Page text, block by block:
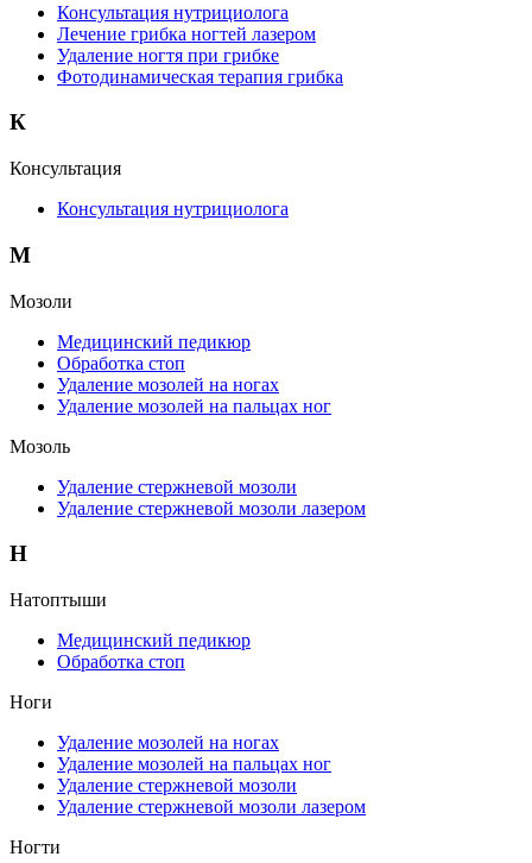
Консультация нутрициолога
Лечение грибка ногтей лазером
Удаление ногтя при грибке
Фотодинамическая терапия грибка
К
Консультация
Консультация нутрициолога
М
Мозоли
Медицинский педикюр
Обработка стоп
Удаление мозолей на ногах
Удаление мозолей на пальцах ног
Мозоль
Удаление стержневой мозоли
Удаление стержневой мозоли лазером
Н
Натоптыши
Медицинский педикюр
Обработка стоп
Ноги
Удаление мозолей на ногах
Удаление мозолей на пальцах ног
Удаление стержневой мозоли
Удаление стержневой мозоли лазером
Ногти